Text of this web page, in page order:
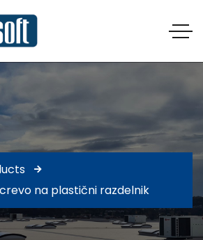
na plastični razdelnik